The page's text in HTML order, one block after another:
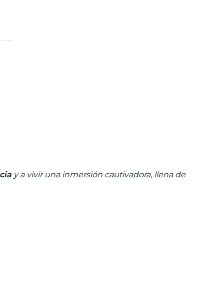
y a vivir una inmersión cautivadora, llena de